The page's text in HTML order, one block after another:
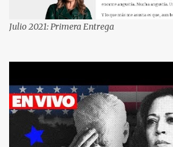
PREGUNTARON DATOS LOS CUAL
ELLOS ME DIJERON QUE SON DEL
RADIOESCUCHAS NO CAIGAN EN LA
MASTER CARD Y DICEN QUE NO...
Julio 2021: Primera Entrega